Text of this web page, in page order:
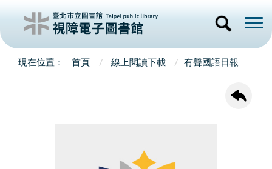
首頁 線上閱讀下載 有聲國語日報